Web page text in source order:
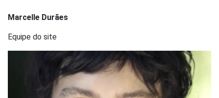
Marcelle Durães
Equipe do site